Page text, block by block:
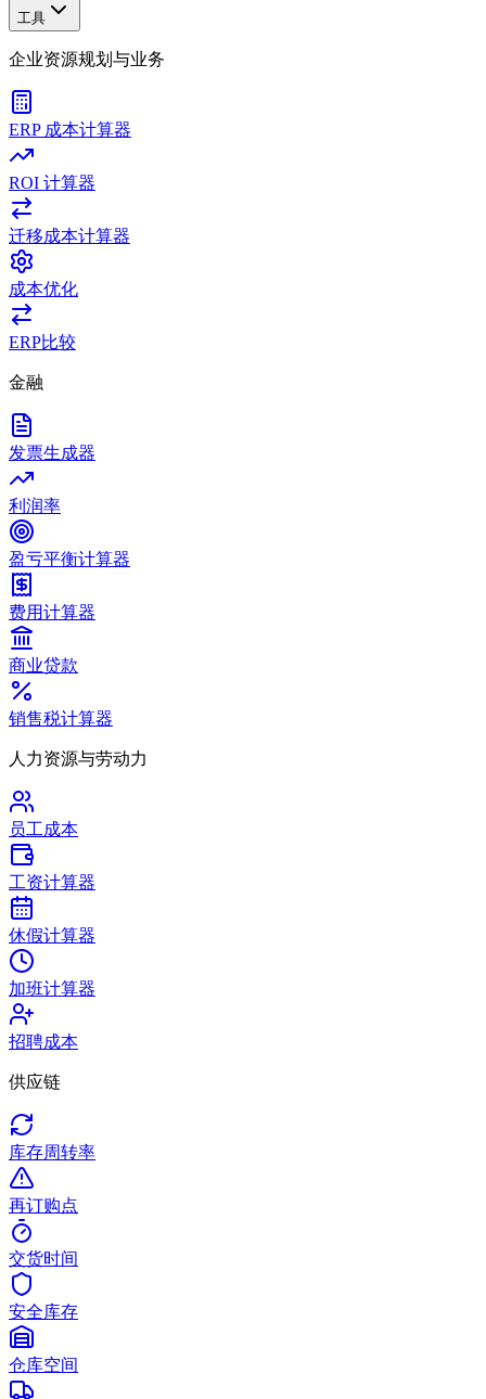
工具
企业资源规划与业务
ERP 成本计算器
ROI 计算器
迁移成本计算器
成本优化
ERP比较
金融
发票生成器
利润率
盈亏平衡计算器
费用计算器
商业贷款
销售税计算器
人力资源与劳动力
员工成本
工资计算器
休假计算器
加班计算器
招聘成本
供应链
库存周转率
再订购点
交货时间
安全库存
仓库空间